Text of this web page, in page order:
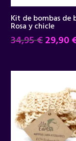
Kit de bombas de
Rosa y chicle
34,95€El
34,95
29,90